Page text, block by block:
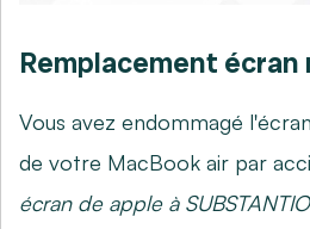
Remplacement écran
Vous avez endommagé
de votre MacBook air par
écran de apple à